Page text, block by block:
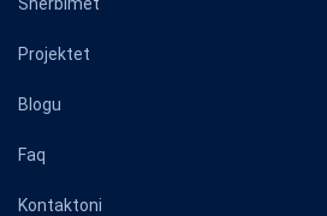
Projektet
Blogu
Faq
Kontaktoni